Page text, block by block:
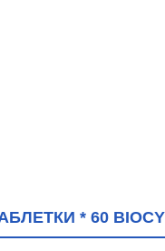
* 60